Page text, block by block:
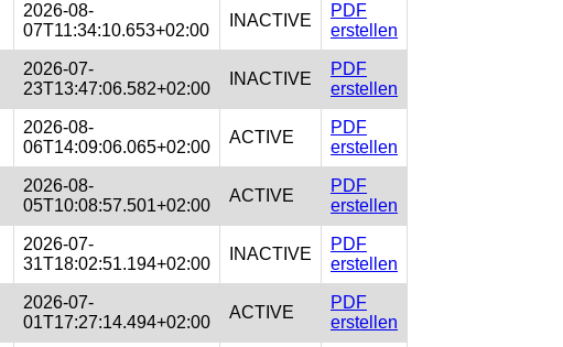
2026-08-
07T11:34:10.653+02:00
INACTIVE
PDF
erstellen
2026-07-
23T13:47:06.582+02:00
INACTIVE
PDF
erstellen
2026-08-
06T14:09:06.065+02:00
ACTIVE
PDF
erstellen
2026-08-
05T10:08:57.501+02:00
ACTIVE
PDF
erstellen
2026-07-
31T18:02:51.194+02:00
INACTIVE
PDF
erstellen
2026-07-
01T17:27:14.494+02:00
ACTIVE
PDF
erstellen